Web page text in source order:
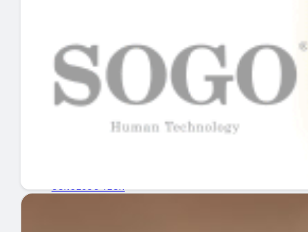
INICIO
EMPRESAS
GUÍA DE COMPRA